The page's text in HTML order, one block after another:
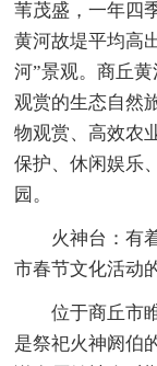
苇茂盛，一年四
黄河故堤平均高
河”景观。商丘
观赏的生态自然
物观赏、高效农
保护、休闲娱乐
园。
火神台：有着
市春节文化活动
位于商丘市睢
是祭祀火神阏伯